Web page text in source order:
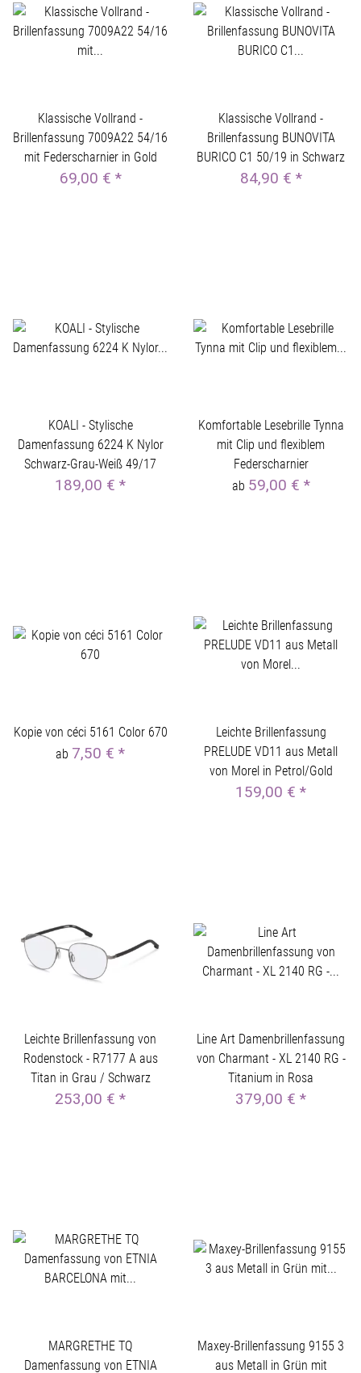
Klassische Vollrand -
Brillenfassung 7009A22 54/16
mit Federscharnier in Gold
69,00 € *
Klassische Vollrand -
Brillenfassung BUNOVITA
BURICO C1 50/19 in Schwarz
84,90 € *
KOALI - Stylische
Damenfassung 6224 K Nylor
Schwarz-Grau-Weiß 49/17
189,00 € *
Komfortable Lesebrille Tynna
mit Clip und flexiblem
Federscharnier
ab 59,00 € *
Kopie von céci 5161 Color 670
ab 7,50 € *
Leichte Brillenfassung
PRELUDE VD11 aus Metall
von Morel in Petrol/Gold
159,00 € *
Leichte Brillenfassung von
Rodenstock - R7177 A aus
Titan in Grau / Schwarz
253,00 € *
Line Art Damenbrillenfassung
von Charmant - XL 2140 RG -
Titanium in Rosa
379,00 € *
MARGRETHE TQ
Damenfassung von ETNIA
Maxey-Brillenfassung 9155 3
aus Metall in Grün mit